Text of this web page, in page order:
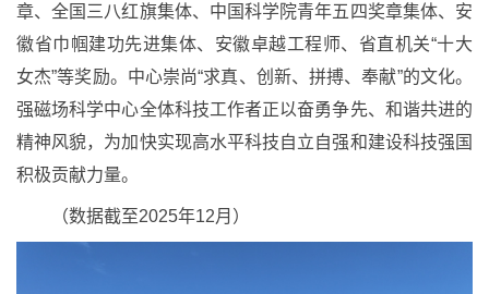
章、全国三八红旗集体、中国科学院青年五四奖章集体、安
徽省巾帼建功先进集体、安徽卓越工程师、省直机关“十大
女杰”等奖励。中心崇尚“求真、创新、拼搏、奉献”的文化。
强磁场科学中心全体科技工作者正以奋勇争先、和谐共进的
精神风貌，为加快实现高水平科技自立自强和建设科技强国
积极贡献力量。
（数据截至2025年12月）